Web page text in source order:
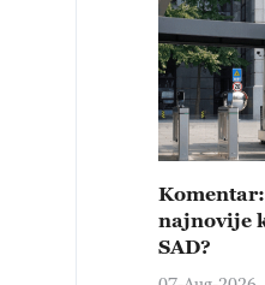
najnovije
SAD?